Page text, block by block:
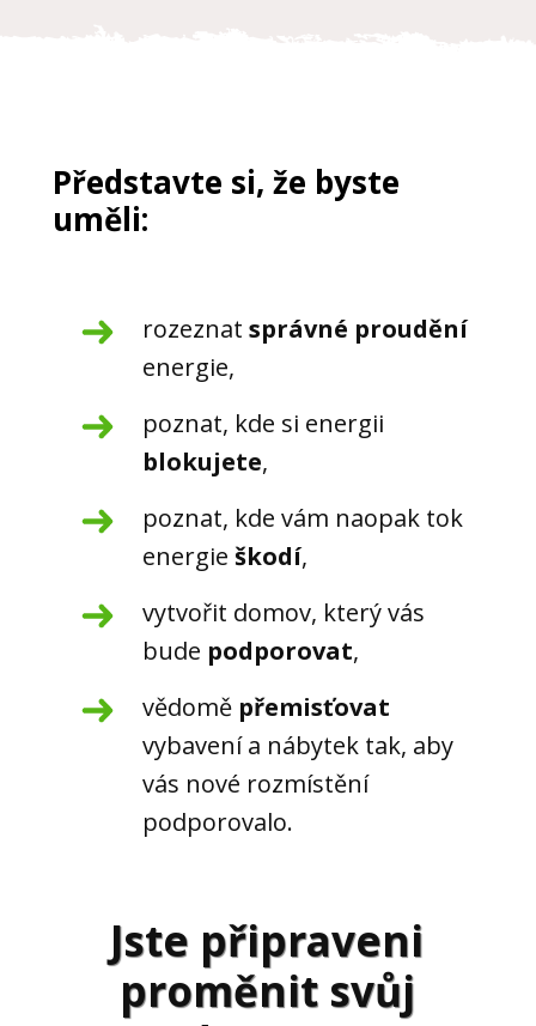
Představte si, že byste
uměli:
rozeznat správné proudění
energie,
poznat, kde si energii
blokujete,
poznat, kde vám naopak tok
energie škodí,
vytvořit domov, který vás
bude podporovat,
vědomě přemisťovat
vybavení a nábytek tak, aby
vás nové rozmístění
podporovalo.
Jste připraveni
proměnit svůj